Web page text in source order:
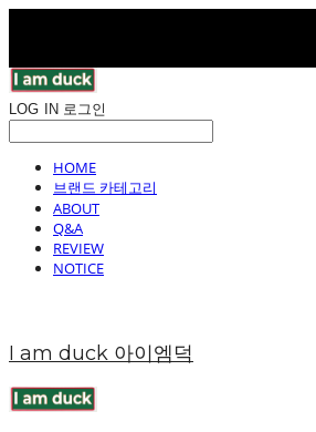
LOG IN 로그인
HOME
브랜드 카테고리
ABOUT
Q&A
REVIEW
NOTICE
I am duck 아이엠덕